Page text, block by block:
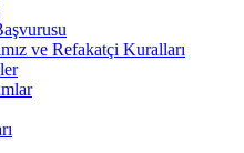
ve Refakatçi Kuralları